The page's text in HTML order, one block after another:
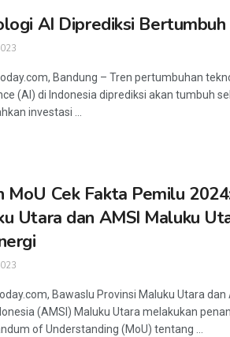
AI Diprediksi
Bandung – Tren pertumbuhan
(AI) di Indonesia diprediksi akan tumbuh
investasi ...
MoU Cek Fakta Pemilu
Utara dan AMSI Maluku
Bawaslu Provinsi Maluku Utara dan
(AMSI) Maluku Utara melakukan
of Understanding (MoU) tentang ...